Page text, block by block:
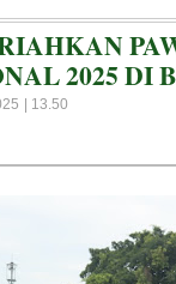
2025 DI
| 13.50